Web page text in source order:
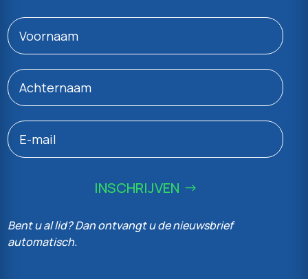
INSCHRIJVEN
Bent u al lid? Dan ontvangt u de nieuwsbrief
automatisch.